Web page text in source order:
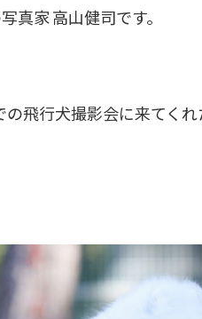
真家 高山健司です。
飛行犬撮影会に来てく